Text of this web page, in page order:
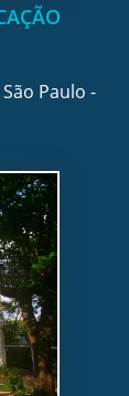
Paulo -